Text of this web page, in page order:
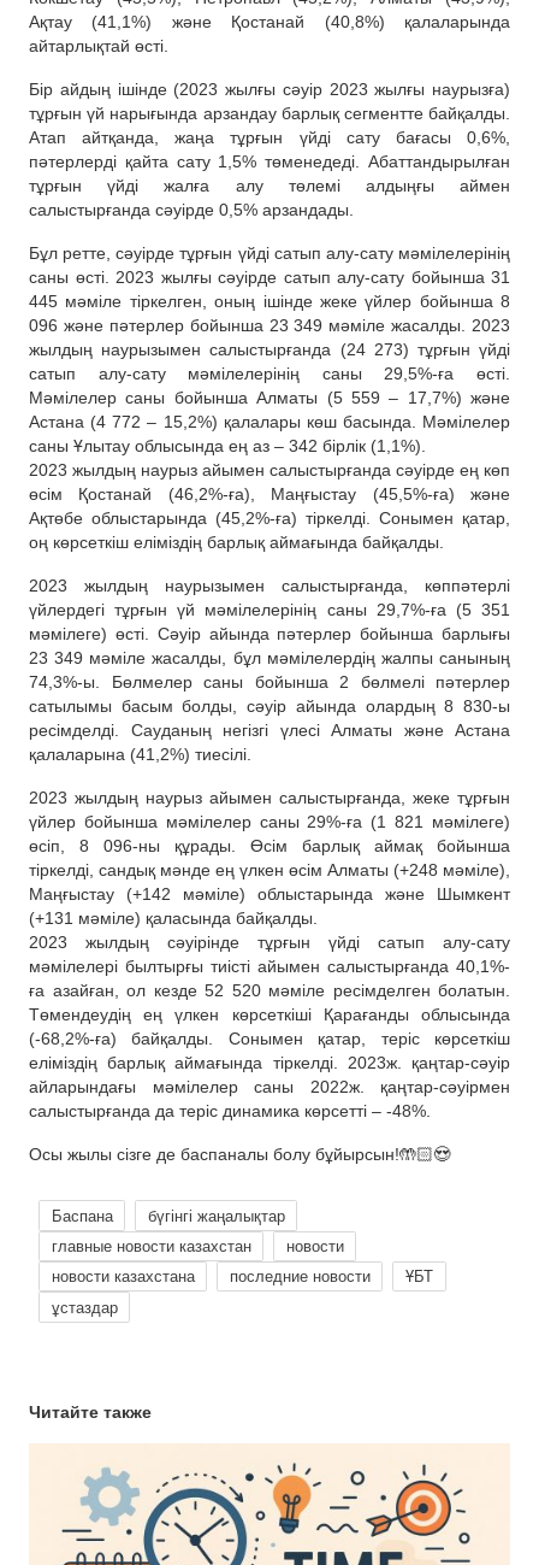
Ақтау (41,1%) және Қостанай (40,8%) қалаларында
айтарлықтай өсті.
Бір айдың ішінде (2023 жылғы сәуір 2023 жылғы наурызға)
тұрғын үй нарығында арзандау барлық сегментте байқалды.
Атап айтқанда, жаңа тұрғын үйді сату бағасы 0,6%,
пәтерлерді қайта сату 1,5% төменедеді. Абаттандырылған
тұрғын үйді жалға алу төлемі алдыңғы аймен
салыстырғанда сәуірде 0,5% арзандады.
Бұл ретте, сәуірде тұрғын үйді сатып алу-сату мәмілелерінің
саны өсті. 2023 жылғы сәуірде сатып алу-сату бойынша 31
445 мәміле тіркелген, оның ішінде жеке үйлер бойынша 8
096 және пәтерлер бойынша 23 349 мәміле жасалды. 2023
жылдың наурызымен салыстырғанда (24 273) тұрғын үйді
сатып алу-сату мәмілелерінің саны 29,5%-ға өсті.
Мәмілелер саны бойынша Алматы (5 559 – 17,7%) және
Астана (4 772 – 15,2%) қалалары көш басында. Мәмілелер
саны Ұлытау облысында ең аз – 342 бірлік (1,1%).
2023 жылдың наурыз айымен салыстырғанда сәуірде ең көп
өсім Қостанай (46,2%-ға), Маңғыстау (45,5%-ға) және
Ақтөбе облыстарында (45,2%-ға) тіркелді. Сонымен қатар,
оң көрсеткіш еліміздің барлық аймағында байқалды.
2023 жылдың наурызымен салыстырғанда, көппәтерлі
үйлердегі тұрғын үй мәмілелерінің саны 29,7%-ға (5 351
мәмілеге) өсті. Сәуір айында пәтерлер бойынша барлығы
23 349 мәміле жасалды, бұл мәмілелердің жалпы санының
74,3%-ы. Бөлмелер саны бойынша 2 бөлмелі пәтерлер
сатылымы басым болды, сәуір айында олардың 8 830-ы
ресімделді. Сауданың негізгі үлесі Алматы және Астана
қалаларына (41,2%) тиесілі.
2023 жылдың наурыз айымен салыстырғанда, жеке тұрғын
үйлер бойынша мәмілелер саны 29%-ға (1 821 мәмілеге)
өсіп, 8 096-ны құрады. Өсім барлық аймақ бойынша
тіркелді, сандық мәнде ең үлкен өсім Алматы (+248 мәміле),
Маңғыстау (+142 мәміле) облыстарында және Шымкент
(+131 мәміле) қаласында байқалды.
2023 жылдың сәуірінде тұрғын үйді сатып алу-сату
мәмілелері былтырғы тиісті айымен салыстырғанда 40,1%-
ға азайған, ол кезде 52 520 мәміле ресімделген болатын.
Төмендеудің ең үлкен көрсеткіші Қарағанды облысында
(-68,2%-ға) байқалды. Сонымен қатар, теріс көрсеткіш
еліміздің барлық аймағында тіркелді. 2023ж. қаңтар-сәуір
айларындағы мәмілелер саны 2022ж. қаңтар-сәуірмен
салыстырғанда да теріс динамика көрсетті – -48%.
Осы жылы сізге де баспаналы болу бұйырсын!🤲🏻😍
Баспана
бүгінгі жаңалықтар
главные новости казахстан
новости
новости казахстана
последние новости
ҰБТ
ұстаздар
Читайте также